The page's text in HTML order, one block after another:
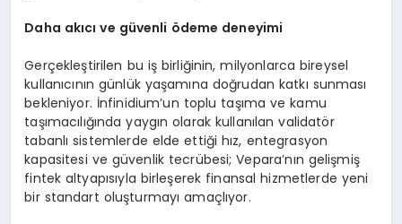
Daha akıcıve güvenli ödeme deneyimi
Gerçekleştirilen bu iş birliğinin, milyonlarca bireysel
kullanıcının günlük yaşamına doğrudan katkı sunması
bekleniyor. İnfinidium’un toplu taşıma ve kamu
taşımacılığında yaygın olarak kullanılan validatör
tabanlı sistemlerde elde ettiği hız, entegrasyon
kapasitesi ve güvenlik tecrübesi; Vepara’nın gelişmiş
fintek altyapısıyla birleşerek finansal hizmetlerde yeni
bir standart oluşturmayı amaçlıyor.